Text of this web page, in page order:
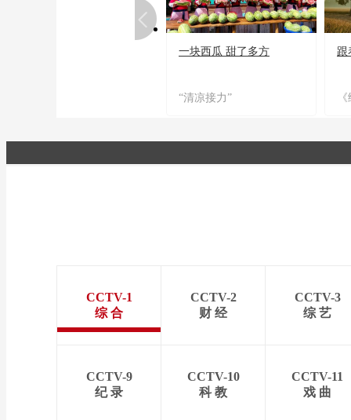
一块西瓜 甜了多方
“清凉接力”
跟
CCTV-1
综 合
CCTV-2
财 经
CCTV-3
综 艺
CCTV-9
纪 录
CCTV-10
科 教
CCTV-11
戏 曲